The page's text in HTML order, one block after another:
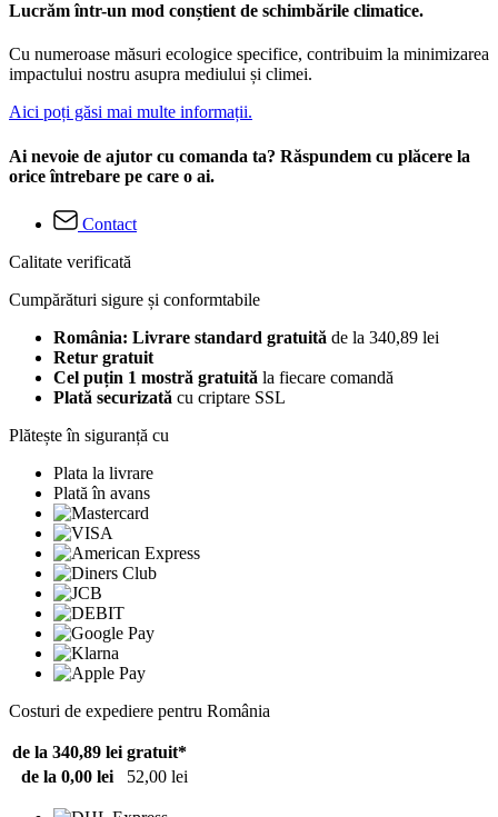
Lucrăm într-un mod conștient de schimbările climatice.
Cu numeroase măsuri ecologice specifice, contribuim la minimizarea
impactului nostru asupra mediului și climei.
Aici poți găsi mai multe informații.
Ai nevoie de ajutor cu comanda ta? Răspundem cu plăcere la
orice întrebare pe care o ai.
Contact
Calitate verificată
Cumpărături sigure și conformtabile
România: Livrare standard gratuită de la 340,89 lei
Retur gratuit
Cel puțin 1 mostră gratuită la fiecare comandă
Plată securizată cu criptare SSL
Plătește în siguranță cu
Plata la livrare
Plată în avans
Costuri de expediere pentru România
de la 340,89 lei gratuit*
de la 0,00 lei
52,00 lei